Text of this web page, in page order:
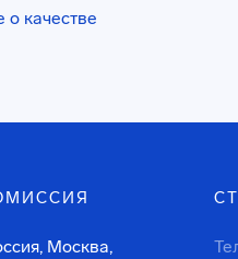
о качестве
Москва,